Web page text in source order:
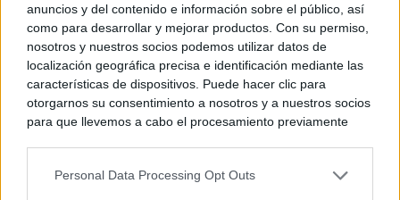
anuncios y del contenido e información sobre el público, así
como para desarrollar y mejorar productos. Con su permiso,
nosotros y nuestros socios podemos utilizar datos de
localización geográfica precisa e identificación mediante las
características de dispositivos. Puede hacer clic para
otorgarnos su consentimiento a nosotros y a nuestros socios
para que llevemos a cabo el procesamiento previamente
negar su consentimiento. Tenga en cuenta que algún
Personal Data Processing Opt Outs